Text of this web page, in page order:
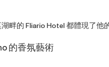
畔的 Fliario Hotel 都體現了他
的香氛藝術